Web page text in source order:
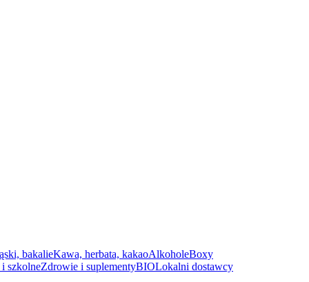
bakalieKawa, herbata, kakaoAlkoholeBoxy
szkolneZdrowie i suplementyBIOLokalni dostawcy